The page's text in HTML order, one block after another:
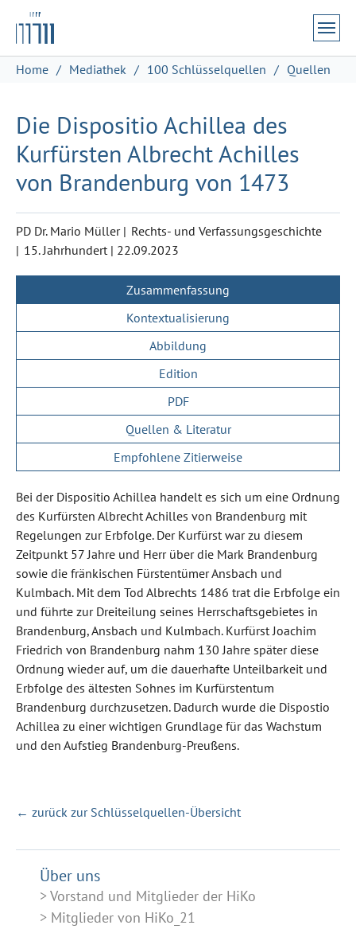
Zum Hauptinhalt springen
Skip to page footer
Sie sind hier:
Home Mediathek 100 Schlüsselquellen Quellen
Die Dispositio Achillea des
Kurfürsten Albrecht Achilles
von Brandenburg von 1473
PD Dr. Mario Müller
Rechts- und Verfassungsgeschichte
15. Jahrhundert| 22.09.2023
Zusammenfassung
Kontextualisierung
Abbildung
Edition
PDF
Quellen & Literatur
Empfohlene Zitierweise
Bei der Dispositio Achillea handelt es sich um eine Ordnung
des Kurfürsten Albrecht Achilles von Brandenburg mit
Regelungen zur Erbfolge. Der Kurfürst war zu diesem
Zeitpunkt 57 Jahre und Herr über die Mark Brandenburg
sowie die fränkischen Fürstentümer Ansbach und
Kulmbach. Mit dem Tod Albrechts 1486 trat die Erbfolge ein
und führte zur Dreiteilung seines Herrschaftsgebietes in
Brandenburg, Ansbach und Kulmbach. Kurfürst Joachim
Friedrich von Brandenburg nahm 130 Jahre später diese
Ordnung wieder auf, um die dauerhafte Unteilbarkeit und
Erbfolge des ältesten Sohnes im Kurfürstentum
Brandenburg durchzusetzen. Dadurch wurde die Dispostio
Achillea zu einer wichtigen Grundlage für das Wachstum
und den Aufstieg Brandenburg-Preußens.
← zurück zur Schlüsselquellen-Übersicht
Über uns
Vorstand und Mitglieder der HiKo
Mitglieder von HiKo_21